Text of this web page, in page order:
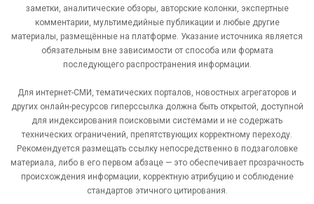
заметки, аналитические обзоры, авторские колонки, экспертные
комментарии, мультимедийные публикации и любые другие
материалы, размещённые на платформе. Указание источника является
обязательным вне зависимости от способа или формата
последующего распространения информации.
Для интернет-СМИ, тематических порталов, новостных агрегаторов и
других онлайн-ресурсов гиперссылка должна быть открытой, доступной
для индексирования поисковыми системами и не содержать
технических ограничений, препятствующих корректному переходу.
Рекомендуется размещать ссылку непосредственно в подзаголовке
материала, либо в его первом абзаце — это обеспечивает прозрачность
происхождения информации, корректную атрибуцию и соблюдение
стандартов этичного цитирования.